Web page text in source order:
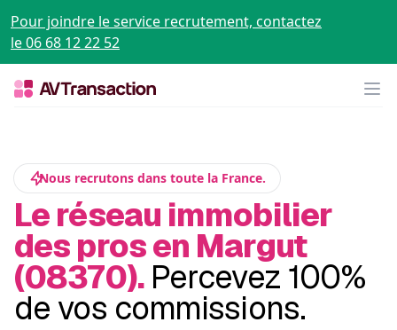
Pour joindre le service recrutement, contactez
le 06 68 12 22 52
Nous recrutons dans toute la France.
Le réseau immobilier
des pros en Margut
(08370). Percevez 100%
de vos commissions.